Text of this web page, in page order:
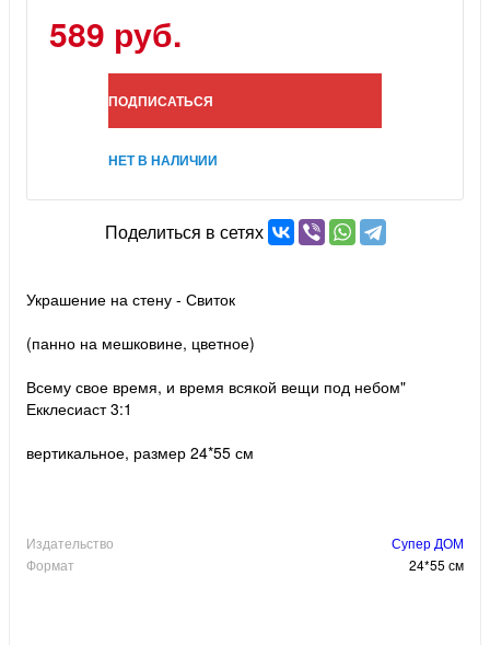
589 руб.
ПОДПИСАТЬСЯ
НЕТ В НАЛИЧИИ
Поделиться в сетях
Украшение на стену - Свиток
(панно на мешковине, цветное)
Всему свое время, и время всякой вещи под небом"
Екклесиаст 3:1
вертикальное, размер 24*55 см
Издательство
Супер ДОМ
Формат
24*55 см